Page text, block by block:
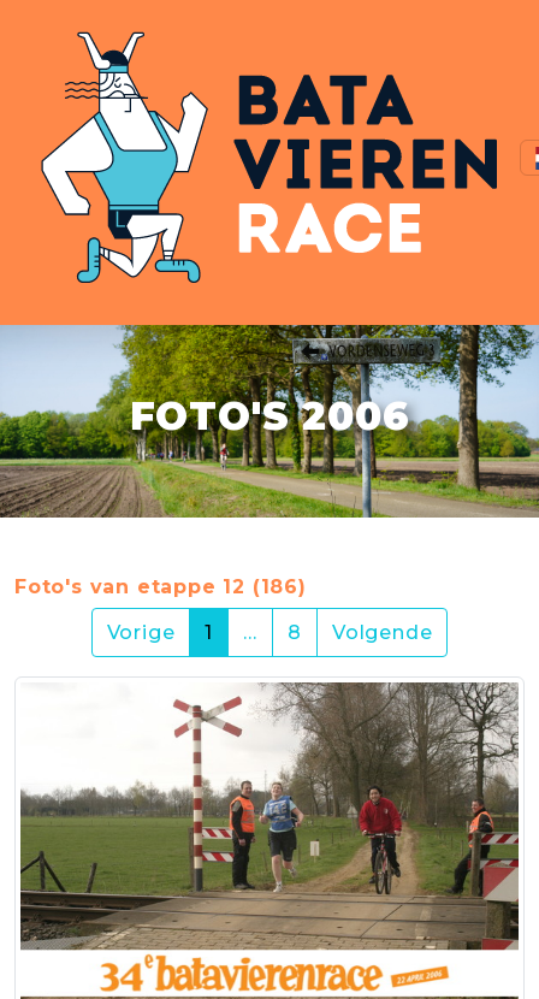
FOTO'S 2006
Foto's van etappe 12 (186)
Vorige
1 (current)
… 8 Volgende